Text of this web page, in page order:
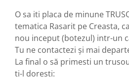
O sa iti placa de minune
tematica Rasarit pe Creasta,
nou inceput (botezul) intr-un
Tu ne contactezi și mai
La final o să primesti un
ti-l doresti: